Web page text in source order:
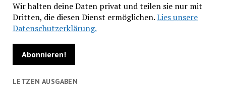
Wir halten deine Daten privat und teilen sie nur mit
Dritten, die diesen Dienst ermöglichen.Lies unsere
Datenschutzerklärung.
LETZEN AUSGABEN